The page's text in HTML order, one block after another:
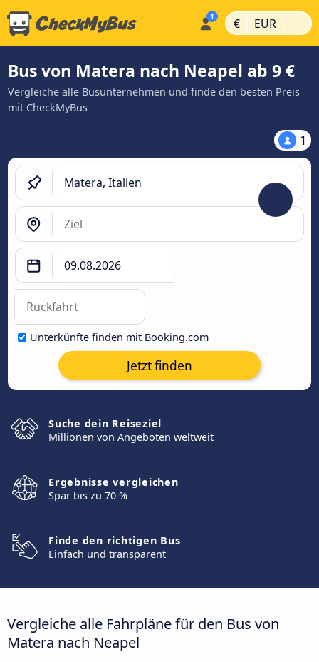
€ | EUR |
Bus von Matera nach Neapel ab 9 €
Vergleiche alle Busunternehmen und finde den besten Preis
mit CheckMyBus
1
Unterkünfte finden mit Booking.com
Jetzt finden
Suche dein Reiseziel
Millionen von Angeboten weltweit
Ergebnisse vergleichen
Spar bis zu 70 %
Finde den richtigen Bus
Einfach und transparent
Vergleiche alle Fahrpläne für den Bus von
Matera nach Neapel